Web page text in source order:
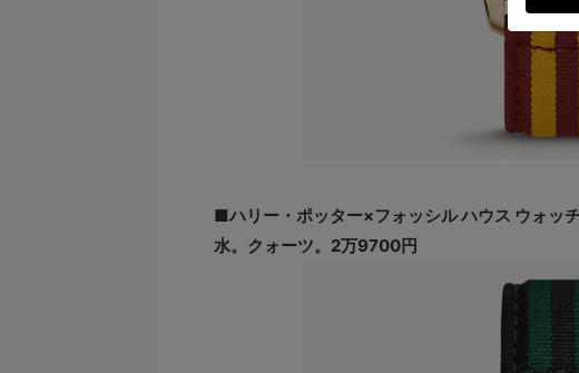
■ハリー・ポッター×フォッシル ハウス ウォッ
水。クォーツ。2万9700円